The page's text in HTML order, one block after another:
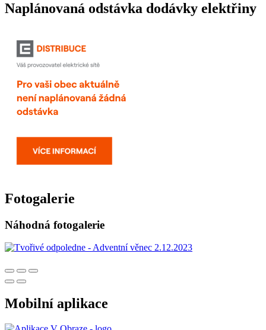
Naplánovaná odstávka dodávky elektřiny
Fotogalerie
Náhodná fotogalerie
Mobilní aplikace